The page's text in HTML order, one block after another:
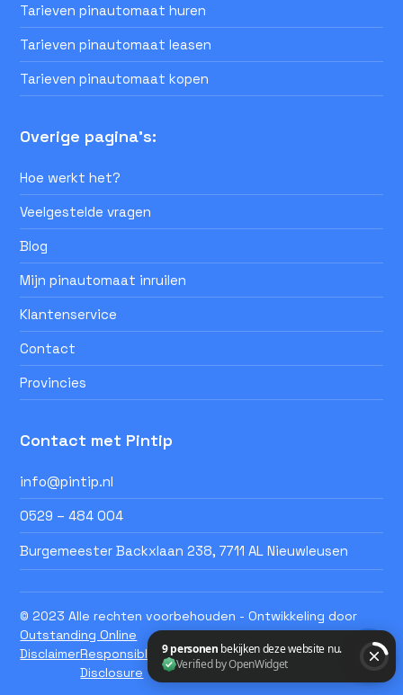
Tarieven pinautomaat huren
Tarieven pinautomaat leasen
Tarieven pinautomaat kopen
Overige pagina's:
Hoe werkt het?
Veelgestelde vragen
Blog
Mijn pinautomaat inruilen
Klantenservice
Contact
Provincies
Contact met Pintip
info@pintip.nl
0529 – 484 004
Burgemeester Backxlaan 238, 7711 AL Nieuwleusen
© 2023 Alle rechten voorbehouden - Ontwikkeling door
Outstanding Online
DisclaimerResponsible
Disclosure
Privacy Statement Pintip
B.V.